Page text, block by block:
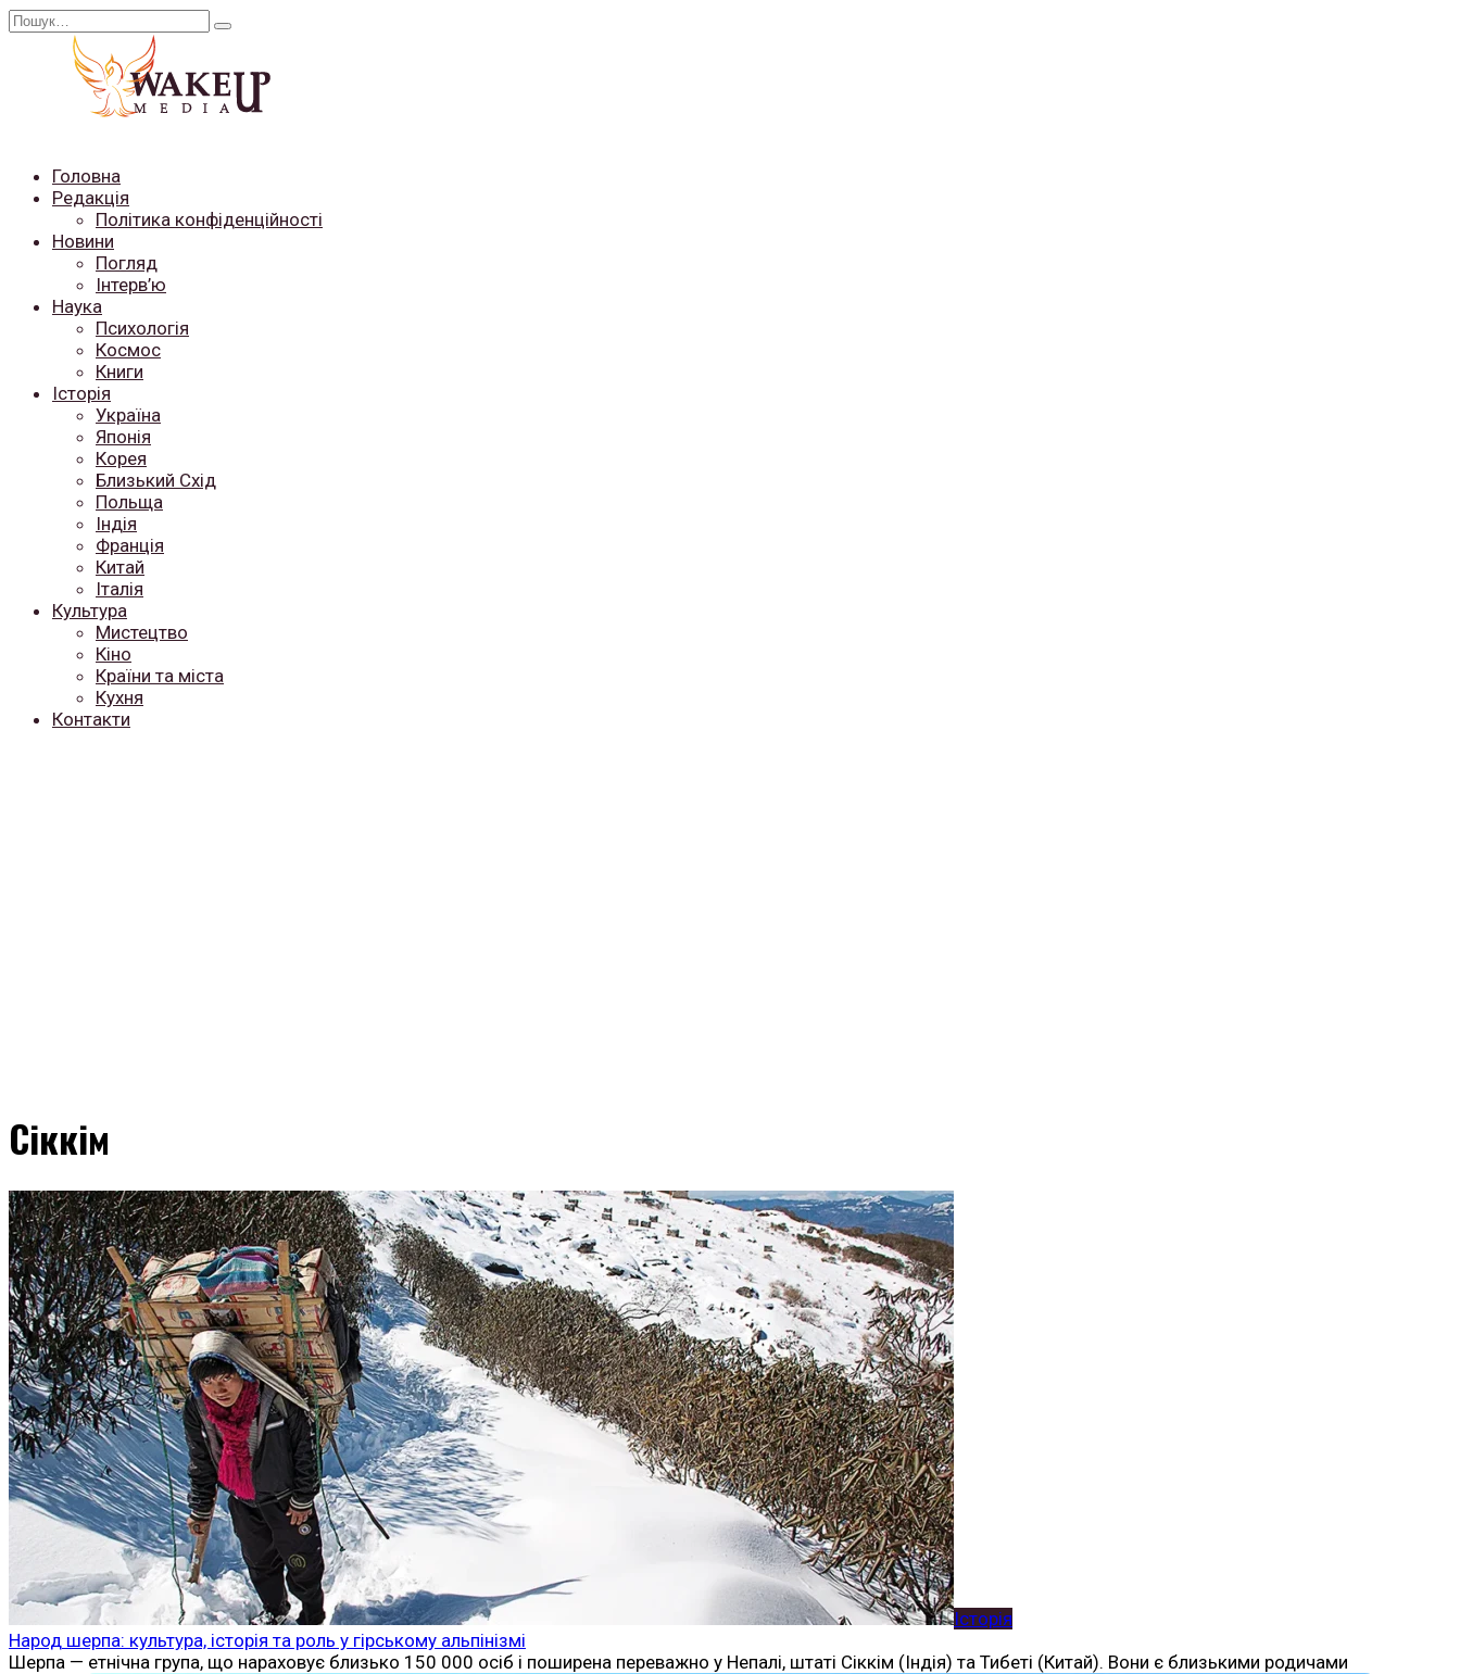
Перейти
Search
Головна
Редакція
Політика конфіденційності
Новини
Погляд
Інтерв’ю
Наука
Психологія
Космос
Книги
Історія
Україна
Японія
Корея
Близький Схід
Польща
Індія
Франція
Китай
Італія
Культура
Мистецтво
Кіно
Країни та міста
Кухня
Контакти
Сіккім
Історія
Народ шерпа: культура, історія та роль у гірському альпінізмі
Шерпа — етнічна група, що нараховує близько 150 000 осіб і поширена переважно у Непалі, штаті Сіккім (Індія) та Тибеті (Китай). Вони є близькими родичами